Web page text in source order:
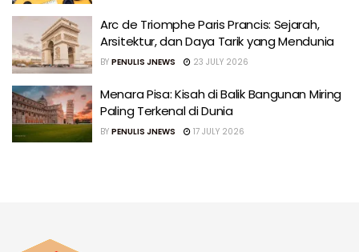
Arc de Triomphe Paris Prancis: Sejarah,
Arsitektur, dan Daya Tarik yang Mendunia
BY PENULIS JNEWS 23 JULY 2026
Menara Pisa: Kisah di Balik Bangunan Miring
Paling Terkenal di Dunia
BY PENULIS JNEWS 17 JULY 2026